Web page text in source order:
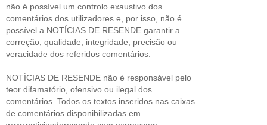
não é possível um controlo exaustivo dos
comentários dos utilizadores e, por isso, não é
possível a NOTÍCIAS DE RESENDE garantir a
correção, qualidade, integridade, precisão ou
veracidade dos referidos comentários.
NOTÍCIAS DE RESENDE não é responsável pelo
teor difamatório, ofensivo ou ilegal dos
comentários. Todos os textos inseridos nas caixas
de comentários disponibilizadas em